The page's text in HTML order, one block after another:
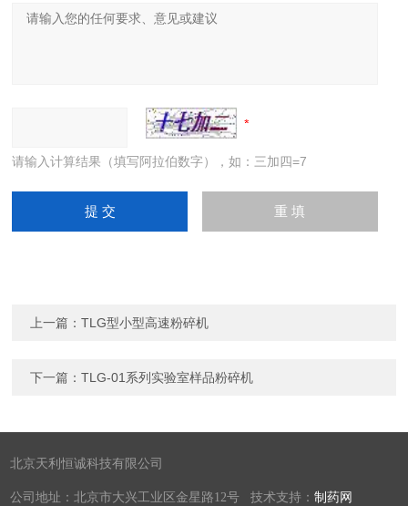
请输入计算结果（填写阿拉伯数字），如：三加四=7
上一篇：TLG型小型高速粉碎机
下一篇：TLG-01系列实验室样品粉碎机
北京天利恒诚科技有限公司
公司地址：北京市大兴工业区金星路12号 技术支持：制药网